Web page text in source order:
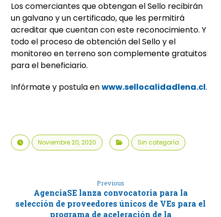
Los comerciantes que obtengan el Sello recibirán
un galvano y un certificado, que les permitirá
acreditar que cuentan con este reconocimiento. Y
todo el proceso de obtención del Sello y el
monitoreo en terreno son complemente gratuitos
para el beneficiario.
Infórmate y postula enwww.sellocalidadlena.cl.
Noviembre 20, 2020 Sin categoría
Previous
AgenciaSE lanza convocatoria para la
selección de proveedores únicos de VEs para el
programa de aceleración de la